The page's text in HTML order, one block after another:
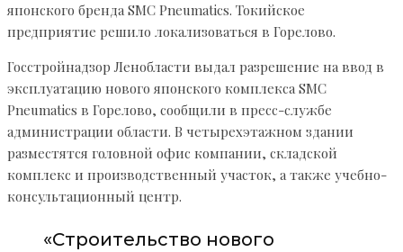
японского бренда SMC Pneumatics. Токийское
предприятие решило локализоваться в Горелово.
Госстройнадзор Ленобласти выдал разрешение на ввод в
эксплуатацию нового японского комплекса SMC
Pneumatics в Горелово, сообщили в пресс-службе
администрации области. В четырехэтажном здании
разместятся головной офис компании, складской
комплекс и производственный участок, а также учебно-
консультационный центр.
«Строительство нового